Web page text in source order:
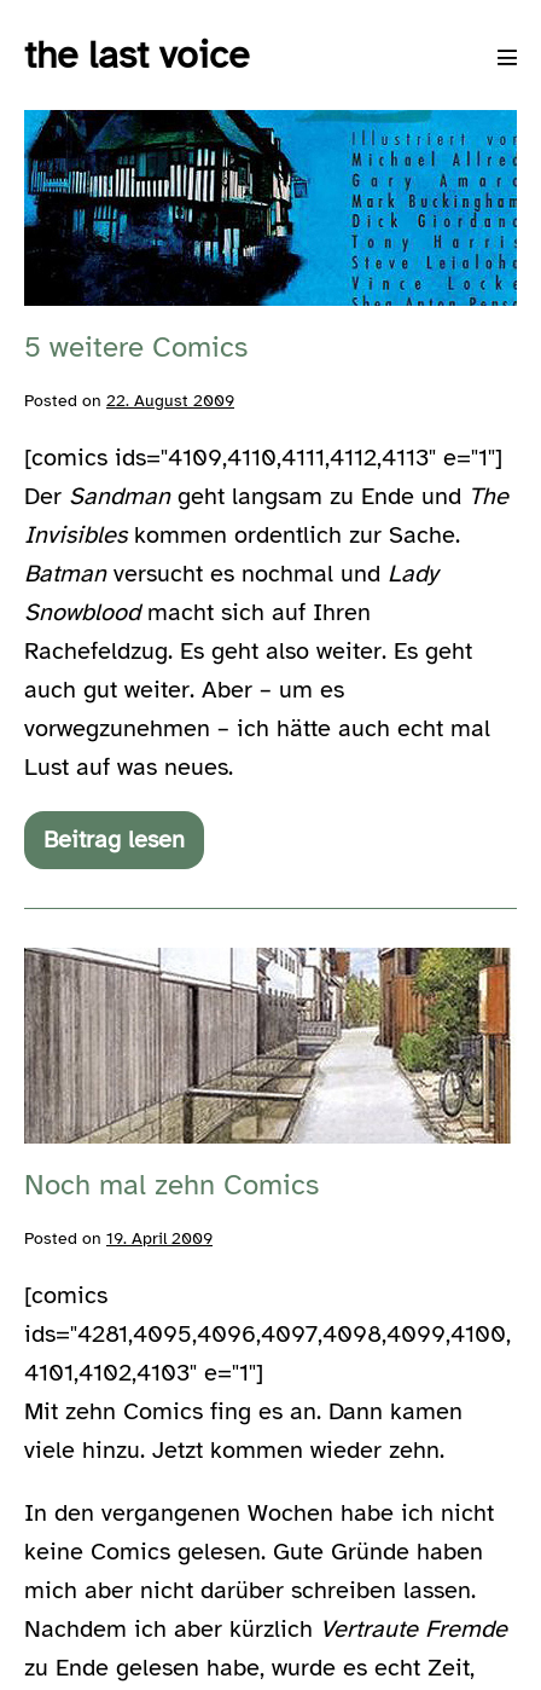
the last voice
5
weitere
Comics
5 weitere Comics
Posted on 22. August 2009
[comics ids="4109,4110,4111,4112,4113" e="1"]
Der Sandmangeht langsam zu Ende und The
Invisibleskommen ordentlich zur Sache.
Batmanversucht es nochmal und Lady
Snowbloodmacht sich auf Ihren
Rachefeldzug. Es geht also weiter. Es geht
auch gut weiter. Aber – um es
vorwegzunehmen – ich hätte auch echt mal
Lust auf was neues.
Beitrag lesen
5
weitere
Noch
mal
zehn
Comics
Noch mal zehn Comics
Posted on 19. April 2009
[comics
ids="4281,4095,4096,4097,4098,4099,4100,
4101,4102,4103" e="1"]
Mit zehn Comics fing es an. Dann kamen
viele hinzu. Jetzt kommen wieder zehn.
In den vergangenen Wochen habe ich nicht
keine Comics gelesen. Gute Gründe haben
mich aber nicht darüber schreiben lassen.
Nachdem ich aber kürzlich Vertraute Fremde
zu Ende gelesen habe, wurde es echt Zeit,